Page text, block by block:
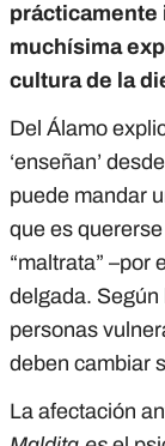
prácticamente
muchísima
cultura de la
Del Álamo
‘enseñan’
puede mandar
que es
“maltrata” –por
delgada. Según
personas
deben cambiar
La afectación